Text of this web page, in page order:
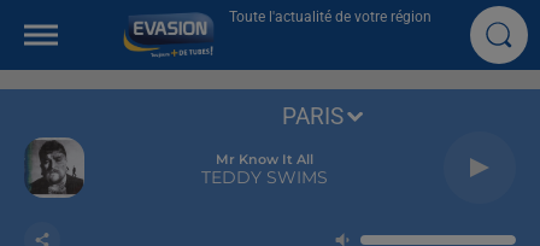
Toute l'actualité de votre région
Mr Know It All
TEDDY SWIMS
PARIS